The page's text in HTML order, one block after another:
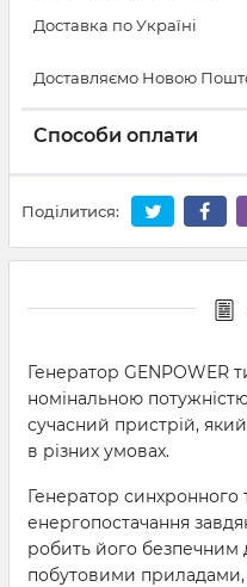
Доставка по Україні
Доставляємо Новою
Способи оплати
Поділитися:
Генератор GENPOWER
номінальною
сучасний пристрій,
в різних умовах.
Генератор синхронного
енергопостачання
робить його безпечним
побутовими приладами,